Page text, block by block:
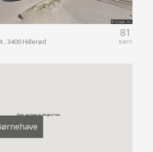
81
børn
, 3400 Hillerød